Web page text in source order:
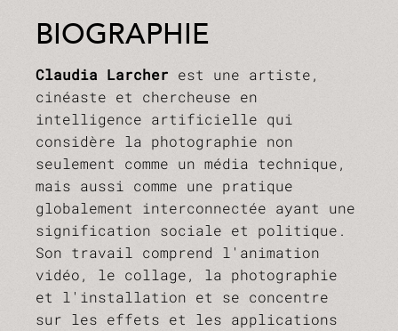
BIOGRAPHIE
Claudia Larcher est une artiste,
cinéaste et chercheuse en
intelligence artificielle qui
considère la photographie non
seulement comme un média technique,
mais aussi comme une pratique
globalement interconnectée ayant une
signification sociale et politique.
Son travail comprend l'animation
vidéo, le collage, la photographie
et l'installation et se concentre
sur les effets et les applications